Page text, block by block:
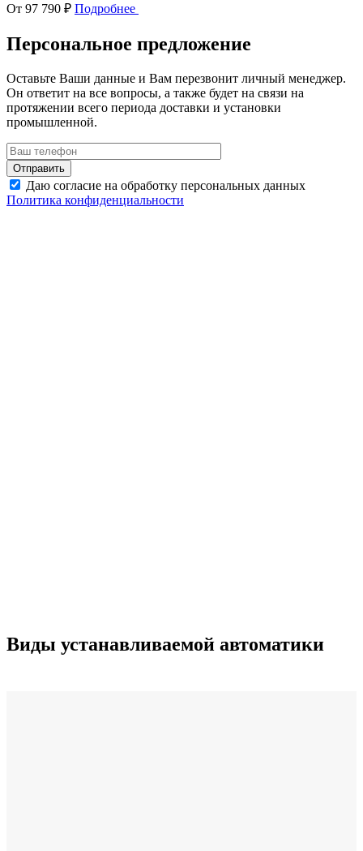
От 97 790 ₽ Подробнее
Персональное предложение
Оставьте Ваши данные и Вам перезвонит личный менеджер.
Он ответит на все вопросы, а также будет на связи на
протяжении всего периода доставки и установки
промышленной.
Даю согласие на обработку персональных данных
Политика конфиденциальности
Виды устанавливаемой автоматики